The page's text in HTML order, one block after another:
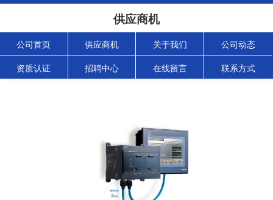
供应商机
公司首页 供应商机 关于我们 公司动态
资质认证 招聘中心 在线留言 联系方式